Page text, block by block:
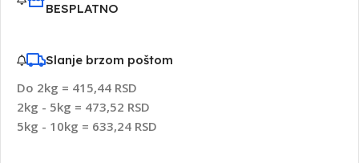
BESPLATNO
Slanje brzom poštom
Do 2kg = 415,44 RSD
2kg - 5kg = 473,52 RSD
5kg - 10kg = 633,24 RSD